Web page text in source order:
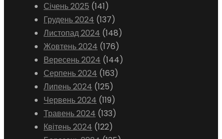
Січень 2025 (141)
Грудень 2024 (137)
Листопад 2024 (148)
Жовтень 2024 (176)
Вересень 2024 (144)
Серпень 2024 (163)
Липень 2024 (125)
Червень 2024 (119)
Травень 2024 (133)
Квітень 2024 (122)